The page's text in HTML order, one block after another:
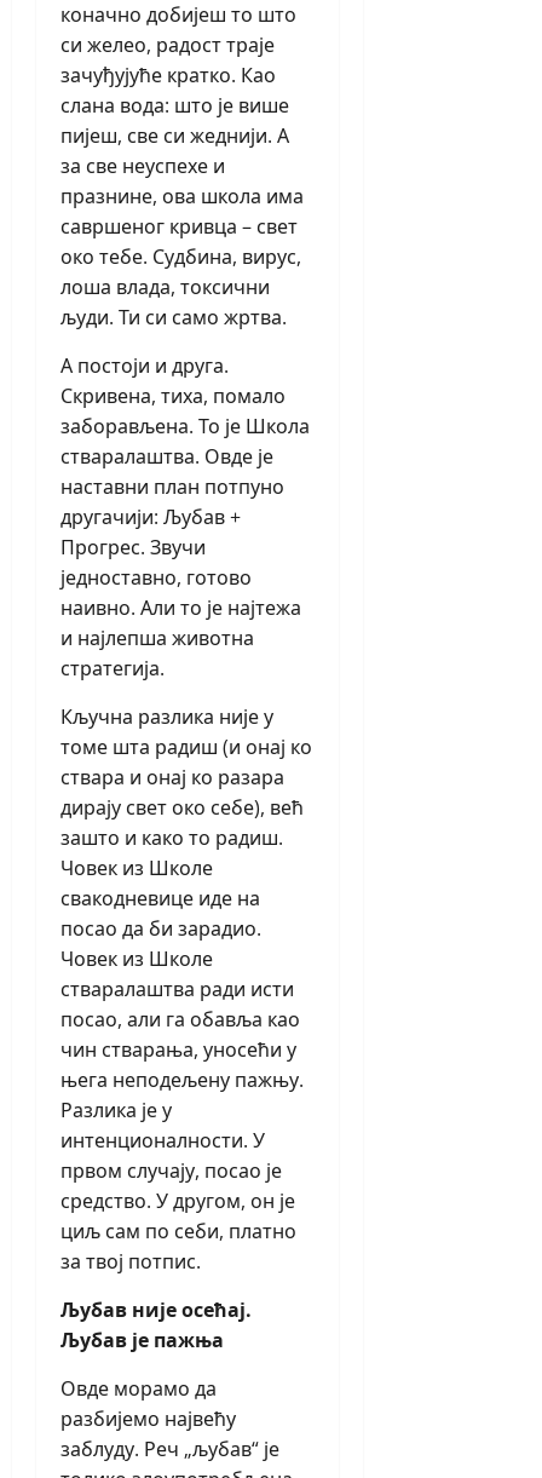
коначно добијеш то што
си желео, радост траје
зачуђујуће кратко. Као
слана вода: што је више
пијеш, све си жеднији. А
за све неуспехе и
празнине, ова школа има
савршеног кривца – свет
око тебе. Судбина, вирус,
лоша влада, токсични
људи. Ти си само жртва.
А постоји и друга.
Скривена, тиха, помало
заборављена. То је Школа
стваралаштва. Овде је
наставни план потпуно
другачији: Љубав +
Прогрес. Звучи
једноставно, готово
наивно. Али то је најтежа
и најлепша животна
стратегија.
Кључна разлика није у
томе шта радиш (и онај ко
ствара и онај ко разара
дирају свет око себе), већ
зашто и како то радиш.
Човек из Школе
свакодневице иде на
посао да би зарадио.
Човек из Школе
стваралаштва ради исти
посао, али га обавља као
чин стварања, уносећи у
њега неподељену пажњу.
Разлика је у
интенционалности. У
првом случају, посао је
средство. У другом, он је
циљ сам по себи, платно
за твој потпис.
Љубав није осећај.
Љубав је пажња
Овде морамо да
разбијемо највећу
заблуду. Реч „љубав“ је